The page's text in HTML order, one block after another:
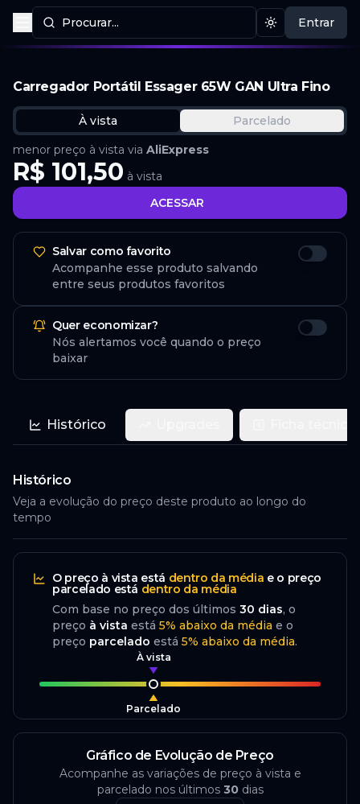
Procurar...
Procurar produtos Mudar tema
Entrar
Carregador Portátil Essager 65W GAN Ultra Fino
À vista
Parcelado
menor preço à vista via AliExpress
R$ 101,50 à vista
ACESSAR
Salvar como favorito
Acompanhe esse produto salvando
entre seus produtos favoritos
Quer economizar?
Nós alertamos você quando o preço
baixar
Histórico
Histórico
Veja a evolução do preço deste produto ao longo do
tempo
O preço à vista está dentro da média e o preço
parcelado está dentro da média
Com base no preço dos últimos 30 dias, o
preço à vista está 5% abaixo da média e o
preço parcelado está 5% abaixo da média.
À vista
Parcelado
Gráfico de Evolução de Preço
Acompanhe as variações de preço à vista e
parcelado nos últimos 30dias